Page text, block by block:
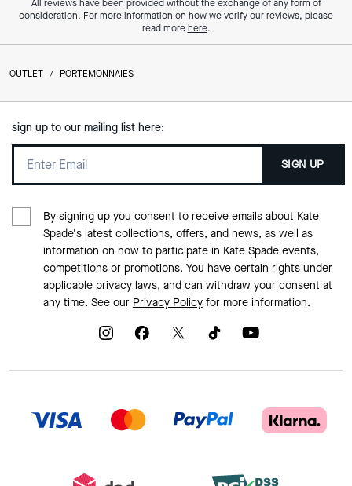
All reviews have been provided without the exchange of any form of
consideration. For more information on how we verify our reviews, please
read morehere.
OUTLET / PORTEMONNAIES
sign up to our mailing list here:
SIGN UP
By signing up you consent to receive emails about Kate
Spade's latest collections, offers, and news, as well as
information on how to participate in Kate Spade events,
competitions or promotions. You have certain rights under
applicable privacy laws, and can withdraw your consent at
any time. See our Privacy Policyfor more information.